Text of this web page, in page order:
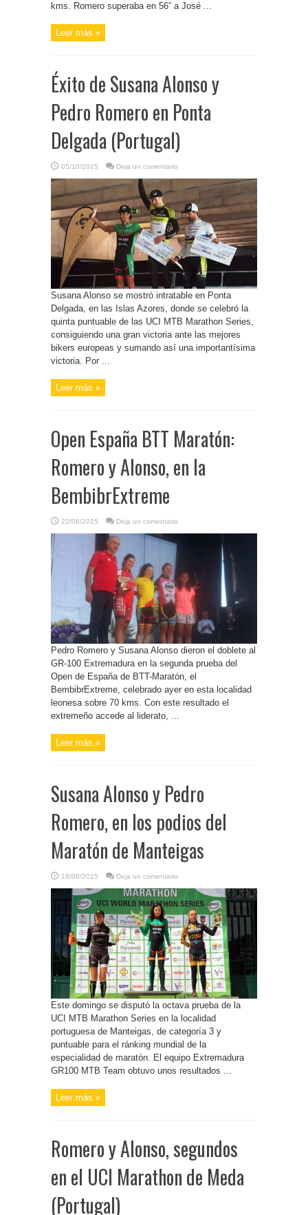
kms. Romero superaba en 56” a José ...
Leer más »
Éxito de Susana Alonso y
Pedro Romero en Ponta
Delgada (Portugal)
05/10/2015 Deja un comentario
Susana Alonso se mostró intratable en Ponta
Delgada, en las Islas Azores, donde se celebró la
quinta puntuable de las UCI MTB Marathon Series,
consiguiendo una gran victoria ante las mejores
bikers europeas y sumando así una importantísima
victoria. Por ...
Leer más »
Open España BTT Maratón:
Romero y Alonso, en la
BembibrExtreme
22/06/2015 Deja un comentario
Pedro Romero y Susana Alonso dieron el doblete al
GR-100 Extremadura en la segunda prueba del
Open de España de BTT-Maratón, el
BembibrExtreme, celebrado ayer en esta localidad
leonesa sobre 70 kms. Con este resultado el
extremeño accede al liderato, ...
Leer más »
Susana Alonso y Pedro
Romero, en los podios del
Maratón de Manteigas
18/06/2015 Deja un comentario
Este domingo se disputó la octava prueba de la
UCI MTB Marathon Series en la localidad
portuguesa de Manteigas, de categoría 3 y
puntuable para el ránking mundial de la
especialidad de maratón. El equipo Extremadura
GR100 MTB Team obtuvo unos resultados ...
Leer más »
Romero y Alonso, segundos
en el UCI Marathon de Meda
(Portugal)